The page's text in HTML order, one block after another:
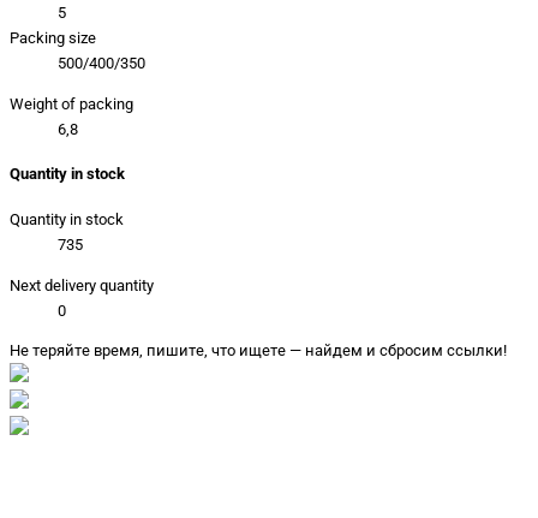
5
Packing size
500/400/350
Weight of packing
6,8
Quantity in stock
Quantity in stock
735
Next delivery quantity
0
Не теряйте время, пишите, что ищете — найдем и сбросим ссылки!